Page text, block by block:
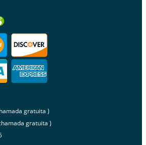
gratuita )
gratuita )